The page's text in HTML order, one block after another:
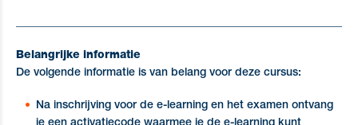
Belangrijke informatie
De volgende informatie is van belang voor deze cursus:
Na inschrijving voor de e-learning en het examen ontvang